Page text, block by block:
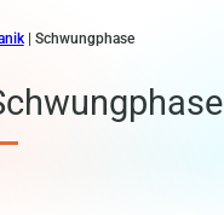
| Schwungphase